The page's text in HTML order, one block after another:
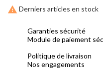
 Derniers articles en stock
Garanties sécurité
Module de paiement
Politique de livraison
Nos engagements